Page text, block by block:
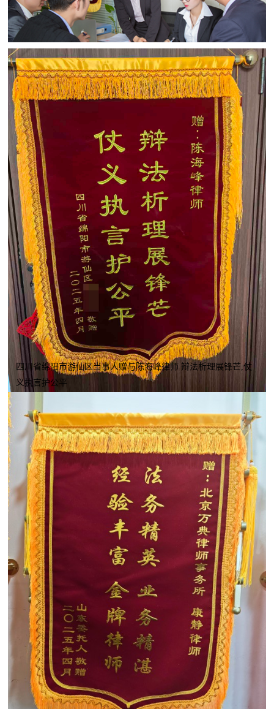
四川省绵阳市游仙区当事人赠与陈海峰律师 辩法析理展锋芒,仗
义执言护公平